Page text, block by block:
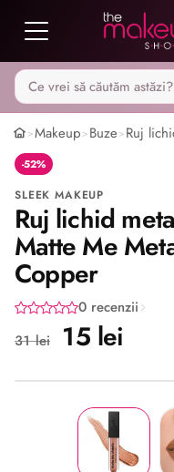
Caută pe MakeupShop
>Makeup>Buze>Ruj
-52%
SLEEK MAKEUP
Ruj lichid
Matte Me
Copper
0 recenzii
31 lei
15 lei